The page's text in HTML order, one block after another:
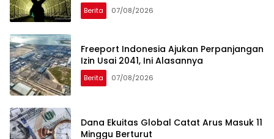
Berita 07/08/2026
Freeport Indonesia Ajukan Perpanjangan
Izin Usai 2041, Ini Alasannya
Berita 07/08/2026
Dana Ekuitas Global Catat Arus Masuk 11
Minggu Berturut